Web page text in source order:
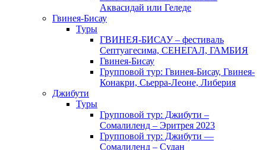
Аквасидай или Геледе
Гвинея-Бисау
Туры
ГВИНЕЯ-БИСАУ – фестиваль
Септуагесима, СЕНЕГАЛ, ГАМБИЯ
Гвинея-Бисау
Групповой тур: Гвинея-Бисау, Гвинея-
Конакри, Сьерра-Леоне, Либерия
Джибути
Туры
Групповой тур: Джибути –
Cомалиленд – Эритрея 2023
Групповой тур: Джибути —
Сомалиленд – Судан